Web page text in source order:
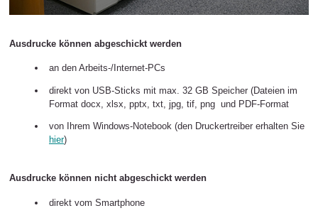
Ausdrucke können abgeschickt werden
an den Arbeits-/Internet-PCs
direkt von USB-Sticks mit max. 32 GB Speicher (Dateien im
Format docx, xlsx, pptx, txt, jpg, tif, png und PDF-Format
von Ihrem Windows-Notebook (den Druckertreiber erhalten Sie
hier)
Ausdrucke können nicht abgeschickt werden
direkt vom Smartphone